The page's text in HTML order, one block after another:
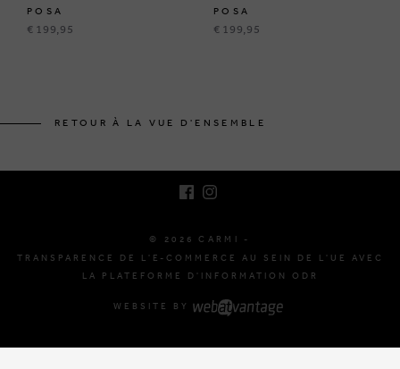
POSA
€ 199,95
POSA
€ 199,95
RETOUR À LA VUE D'ENSEMBLE
© 2026 CARMI -
TRANSPARENCE DE L'E-COMMERCE AU SEIN DE L'UE AVEC
LA PLATEFORME D'INFORMATION ODR
WEBSITE BY